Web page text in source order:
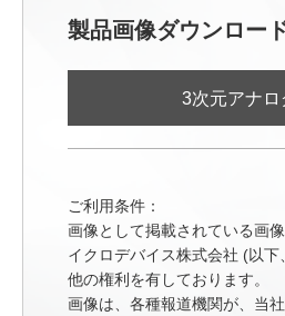
製品画像ダウンロー
3次元アナロ
ご利用条件：
画像として掲載されている画
イクロデバイス株式会社 (以
他の権利を有しております。
画像は、各種報道機関が、当